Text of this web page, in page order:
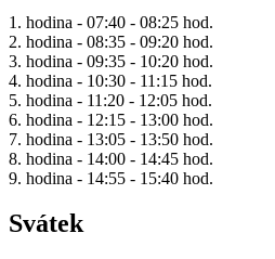
1. hodina - 07:40 - 08:25 hod.
2. hodina - 08:35 - 09:20 hod.
3. hodina - 09:35 - 10:20 hod.
4. hodina - 10:30 - 11:15 hod.
5. hodina - 11:20 - 12:05 hod.
6. hodina - 12:15 - 13:00 hod.
7. hodina - 13:05 - 13:50 hod.
8. hodina - 14:00 - 14:45 hod.
9. hodina - 14:55 - 15:40 hod.
Svátek